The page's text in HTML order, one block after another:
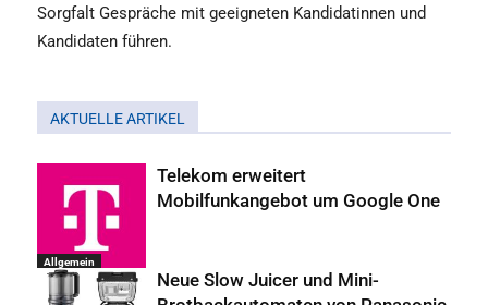
Sorgfalt Gespräche mit geeigneten Kandidatinnen und
Kandidaten führen.
AKTUELLE ARTIKEL
Allgemein
Telekom erweitert
Mobilfunkangebot um Google One
Neue Slow Juicer und Mini-